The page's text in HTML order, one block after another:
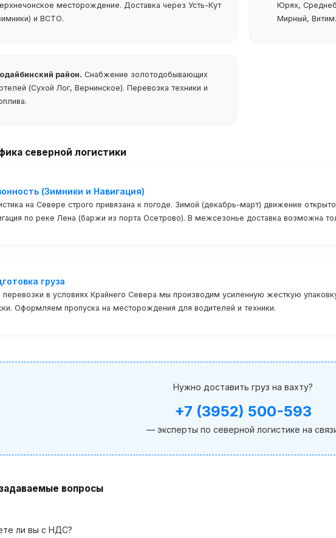
месторождение. Доставка через Усть-Кут
и ВСТО.
Юрях,
Мирный, Витим.
район. Снабжение золотодобывающих
(Сухой Лог, Вернинское). Перевозка техники и
северной логистики
(Зимники и Навигация)
на Севере строго привязана к погоде. Зимой (декабрь-март) движение
по реке Лена (баржи из порта Осетрово). В межсезонье доставка возможна
груза
перевозки в условиях Крайнего Севера мы производим усиленную жесткую
Оформляем пропуска на месторождения для водителей и техники.
Нужно доставить груз на вахту?
+7 (3952) 500-593
— эксперты по северной логистике на
вопросы
ли вы с НДС?